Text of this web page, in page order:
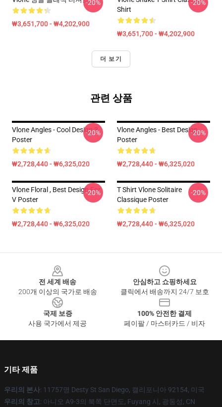
₩3,651,700 - ₩4,202,900
-20%
Shirt
₩3,651,700 - ₩4,202,900
-20%
더 보기
관련 상품
Vlone Angles - Cool Design 3
Poster
₩2,728,440 - ₩6,325,020
-20%
Vlone Angles - Best Design
Poster
₩2,728,440 - ₩6,325,020
-20%
Vlone Floral , Best Design For
V Poster
₩2,728,440 - ₩6,325,020
-20%
T Shirt Vlone Solitaire
Classique Poster
₩2,728,440 - ₩6,325,020
-20%
전 세계 배송
200개 이상의 국가로 배송
안심하고 쇼핑하세요
클릭에서 배송까지 24/7 보호
국제 보증
사용 국가에서 제공
100% 안전한 결제
페이팔 / 마스터카드 / 비자
기타 제품
우리의 본사: 11757명 Desty St San Diego, 캘리포니아 92154, 미국
우리의 창고: 아니오 A9-3의 북쪽 단면도, Fuyang 시, 광동성, CN